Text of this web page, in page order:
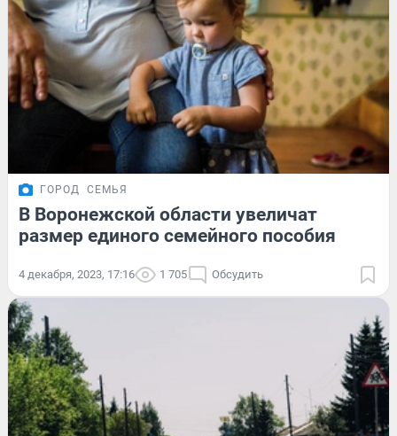
ГОРОД СЕМЬЯ
В Воронежской области увеличат
размер единого семейного пособия
4 декабря, 2023, 17:16 1 705 Обсудить